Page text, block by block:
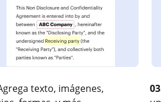
texto, imágenes,